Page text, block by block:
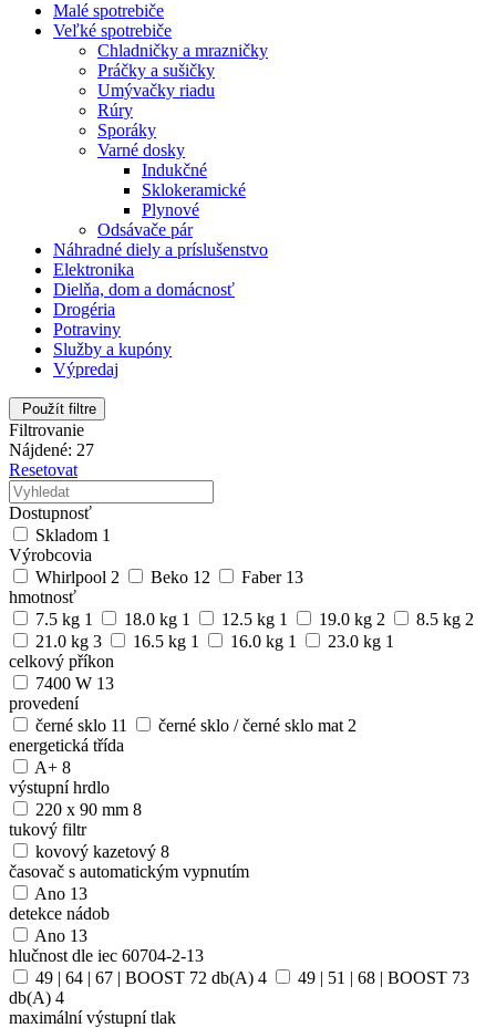
Malé spotrebiče
Veľké spotrebiče
Chladničky a mrazničky
Práčky a sušičky
Umývačky riadu
Rúry
Sporáky
Varné dosky
Indukčné
Sklokeramické
Plynové
Odsávače pár
Náhradné diely a príslušenstvo
Elektronika
Dielňa, dom a domácnosť
Drogéria
Potraviny
Služby a kupóny
Výpredaj
Použít filtre
Filtrovanie
Nájdené: 27
Resetovat
Dostupnosť
Skladom 1
Výrobcovia
Whirlpool 2 Beko 12 Faber 13
hmotnosť
7.5 kg 1 18.0 kg 1 12.5 kg 1 19.0 kg 2 8.5 kg 2
21.0 kg 3 16.5 kg 1 16.0 kg 1 23.0 kg 1
celkový příkon
7400 W 13
provedení
černé sklo 11 černé sklo / černé sklo mat 2
energetická třída
A+ 8
výstupní hrdlo
220 x 90 mm 8
tukový filtr
kovový kazetový 8
časovač s automatickým vypnutím
Ano 13
detekce nádob
Ano 13
hlučnost dle iec 60704-2-13
49 | 64 | 67 | BOOST 72 db(A) 4
49 | 51 | 68 | BOOST 73
db(A) 4
maximální výstupní tlak